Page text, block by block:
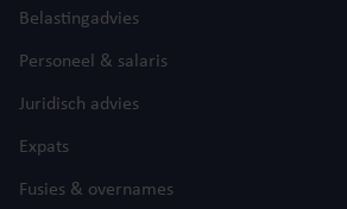
Belastingadvies
Personeel & salaris
Juridisch advies
Expats
Fusies & overnames